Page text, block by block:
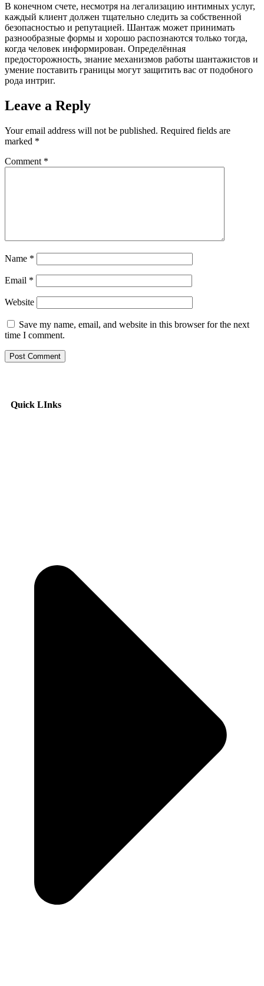
В конечном счете, несмотря на легализацию интимных услуг,
каждый клиент должен тщательно следить за собственной
безопасностью и репутацией. Шантаж может принимать
разнообразные формы и хорошо распознаются только тогда,
когда человек информирован. Определённая
предосторожность, знание механизмов работы шантажистов и
умение поставить границы могут защитить вас от подобного
рода интриг.
Leave a Reply
Your email address will not be published. Required fields are
marked *
Comment *
Name *
Email *
Website
Save my name, email, and website in this browser for the next
time I comment.
Quick LInks